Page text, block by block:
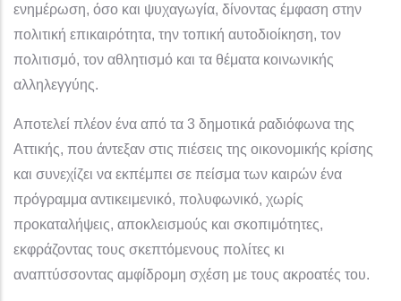
ενημέρωση, όσο και ψυχαγωγία, δίνοντας έμφαση στην
πολιτική επικαιρότητα, την τοπική αυτοδιοίκηση, τον
πολιτισμό, τον αθλητισμό και τα θέματα κοινωνικής
αλληλεγγύης.
Αποτελεί πλέον ένα από τα 3 δημοτικά ραδιόφωνα της
Αττικής, που άντεξαν στις πιέσεις της οικονομικής κρίσης
και συνεχίζει να εκπέμπει σε πείσμα των καιρών ένα
πρόγραμμα αντικειμενικό, πολυφωνικό, χωρίς
προκαταλήψεις, αποκλεισμούς και σκοπιμότητες,
εκφράζοντας τους σκεπτόμενους πολίτες κι
αναπτύσσοντας αμφίδρομη σχέση με τους ακροατές του.